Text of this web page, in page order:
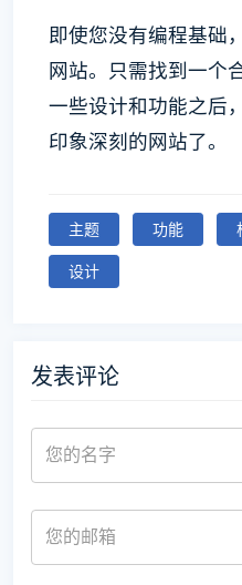
即使您没有编程基础
网站。只需找到一个
一些设计和功能之后
印象深刻的网站了。
主题 功能
设计
发表评论